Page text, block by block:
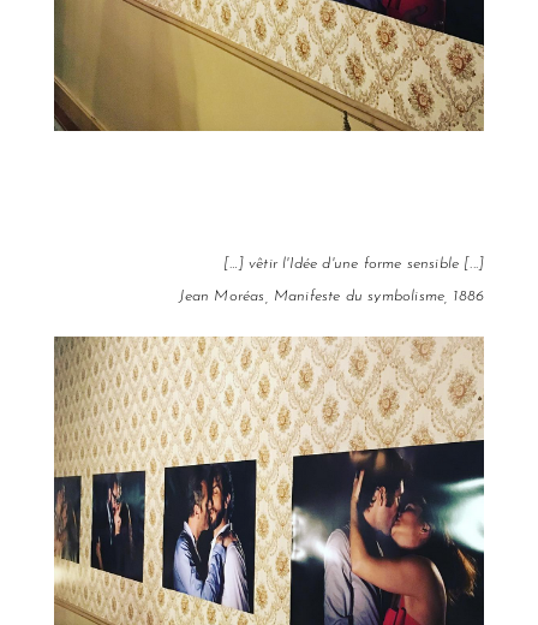
[…] vêtir l'Idée d'une forme sensible [...]
Jean Moréas, Manifeste du symbolisme, 1886